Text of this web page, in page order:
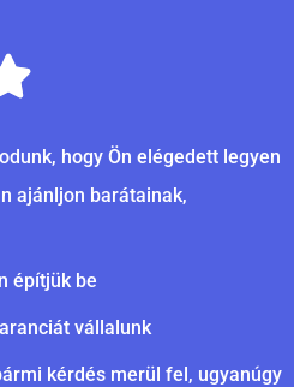
hogy Ön elégedett legyen
ajánljon barátainak,
építjük be
vállalunk
kérdés merül fel, ugyanúgy